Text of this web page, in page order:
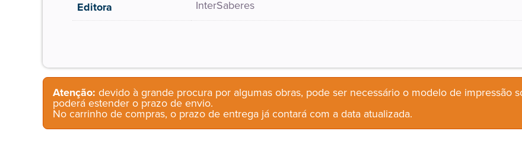
Editora InterSaberes
Atenção: devido à grande procura por algumas obras, pode ser necessário o modelo de impressão
poderá estender o prazo de envio.
No carrinho de compras, o prazo de entrega já contará com a data atualizada.